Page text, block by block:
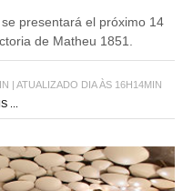
presentará el próximo 14
de Matheu 1851.
| ATUALIZADO DIA ÀS 16H14MIN
...